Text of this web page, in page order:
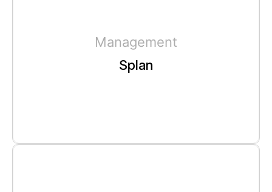
Management
Splan